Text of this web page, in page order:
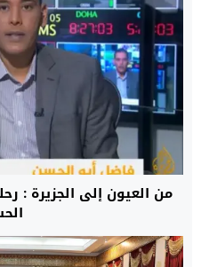
من العيون إلى الجزيرة :